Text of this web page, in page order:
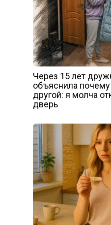
Через 15 лет
объяснила
другой: я молча
дверь